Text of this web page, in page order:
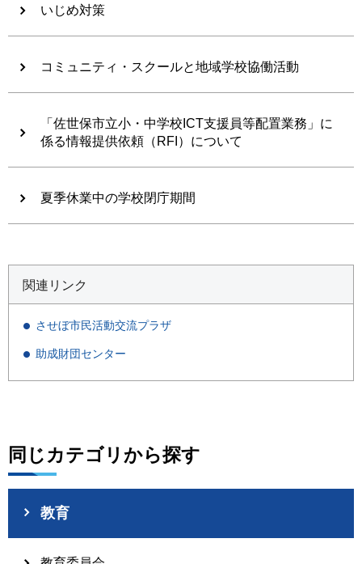
いじめ対策
コミュニティ・スクールと地域学校協働活動
「佐世保市立小・中学校ICT支援員等配置業務」に
係る情報提供依頼（RFI）について
夏季休業中の学校閉庁期間
関連リンク
させぼ市民活動交流プラザ
助成財団センター
同じカテゴリから探す
教育